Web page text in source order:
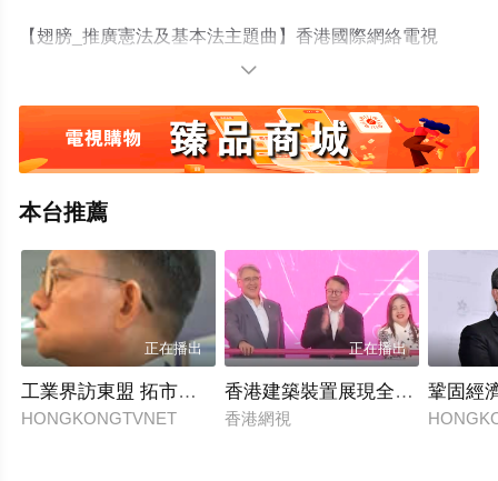
【翅膀_推廣憲法及基本法主題曲】香港國際網絡電視

本台推薦
正在播出
工業界訪東盟 拓市場揚香港優勢
HONGKONGTVNET
正在播出
香港建築裝置展現全運會精神
香港網視
鞏固經